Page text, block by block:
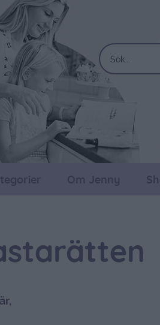
Om Jenny